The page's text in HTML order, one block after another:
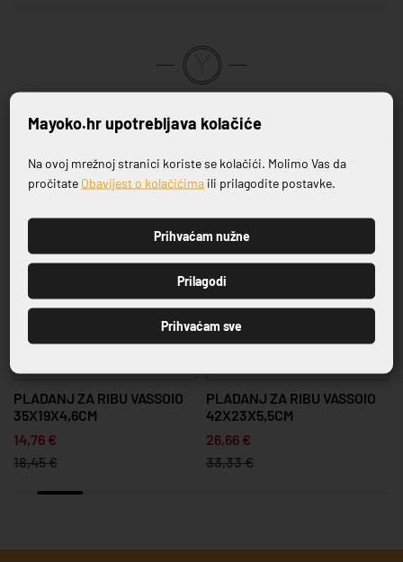
Povezani proizvodi
-20%
PLADANJ ZA RIBU VASSOIO
35X19X4,6CM
14,76 €
18,45 €
-20%
PLADANJ ZA RIBU VASSOIO
42X23X5,5CM
26,66 €
33,33 €
Prijavite se na naš newsletter
PRIJAVI SE
Mayoko.hr upotrebljava kolačiće
Na ovoj mrežnoj stranici koriste se kolačići. Molimo Vas da
pročitate Obavijest o kolačićima ili prilagodite postavke.
Prihvaćam nužne
Prilagodi
Prihvaćam sve